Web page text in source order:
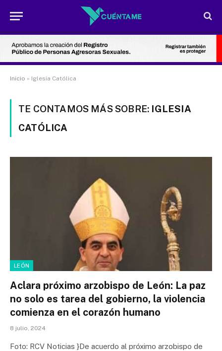
Inicio » Iglesia Católica
TE CONTAMOS MÁS SOBRE: IGLESIA
CATÓLICA
LEÓN
Aclara próximo arzobispo de León: La paz
no solo es tarea del gobierno, la violencia
comienza en el corazón humano
8 julio, 2024
Foto: RCV Noticias }De acuerdo al próximo arzobispo de